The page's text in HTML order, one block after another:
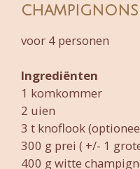
champignons
voor 4 personen
Ingrediënten
1 komkommer
2 uien
3 t knoflook
300 g prei ( +/- 1
400 g witte